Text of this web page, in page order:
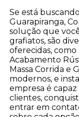
Se está
Guarapiranga,
solução que
grafiatos, são
oferecidas,
Acabamento
Massa Corrida e
modernos, e
empresa é
clientes,
entrar em